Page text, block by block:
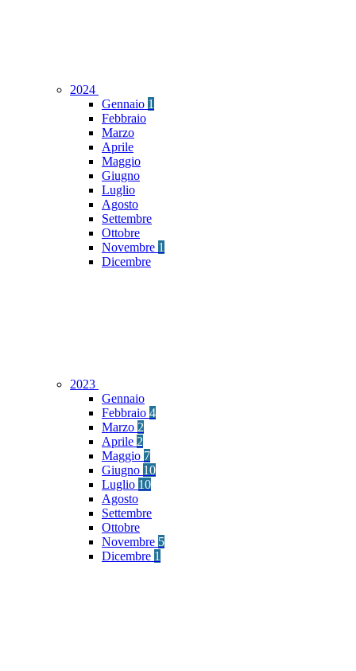
2024
Gennaio 1
Febbraio
Marzo
Aprile
Maggio
Giugno
Luglio
Agosto
Settembre
Ottobre
Novembre 1
Dicembre
2023
Gennaio
Febbraio 4
Marzo 2
Aprile 2
Maggio 7
Giugno 10
Luglio 10
Agosto
Settembre
Ottobre
Novembre 5
Dicembre 1